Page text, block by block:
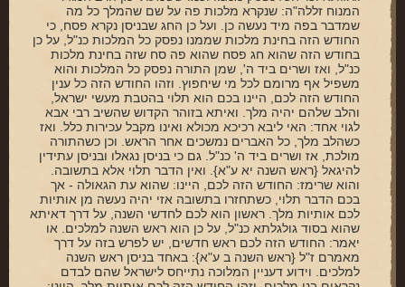
המנוח זללה"ה: שנקרא מלכות פה על שם שהמלך כל מה
שמדבר בפה מיד נעשה כן. ועל כן החג שבניסן נקרא פסח, כי
החודש הזה בחינת מלכות שממנו נפסק כל המלכות כנ"ל, על כן
בחודש הזה שהוא חג פסח שהוא פה סח שזה בחינת מלכות
כנ"ל, ואז ושרים ביד ה', שמן התורה נפסק כל המלכות והוא
משפיל אף מרומם לכל מי שיחפוץ. וזהו החודש הזה כל ענין
החודש הזה לכם, היינו בכם הוא תלוי בהטבת מעשי ישראל,
והלב שלהם יהיה מלך. ואיתא בזוהר הקדוש שהשיב רבי אבא
לגוי אחד: האי ליבא רכיכא מכולא ואינו מקבל עכירות כלל. ואז
כשהלב מלך, כל האברים נמשכים אחר הראש. וכן כשהתורה
מולכת, אז ושרים ביד ה' כנ"ל. גם כי בניסן נגאלו ובניסן עתידין
להיגאל {ראש השנה יא ע"א}. ואין הדבר תלוי אלא בתשובה.
והוא שרימז: החודש הזה לכם, היינו: שהוא עת הגאולה - אך
בכם הדבר תלוי, כשתחזרו בתשובה אזי יהיה נעשה מן אותיות
לכם אותיות מלך. ראשון הוא לכם לחדשי השנה, על דרך דאיתא
שהוא בסוד גולגלתא כנ"ל, על כן הוא ראש השנה למלכים. או
יאמר: החודש הזה לכם ראש חדשים, יש לפרש בזה על דרך
מאמרם ז"ל {ראש השנה ב ע"א}: באחד בניסן ראש השנה
למלכים. וידוע דעניין המלוכה נתייחס לישראל שהם לבדם